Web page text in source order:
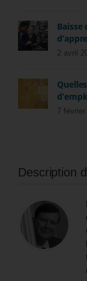
Baisse
2 avril
7
Description